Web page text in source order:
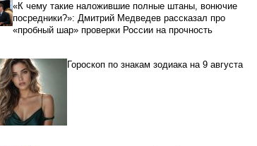
«К чему такие наложившие полные штаны, вонючие
посредники?»: Дмитрий Медведев рассказал про
«пробный шар» проверки России на прочность
Гороскоп по знакам зодиака на 9 августа